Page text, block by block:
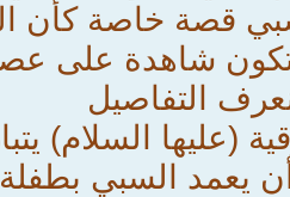
قصة خاصة كأن
لتكون شاهدة على
التفاصيل
(عليها السلام)
يعمد السبي